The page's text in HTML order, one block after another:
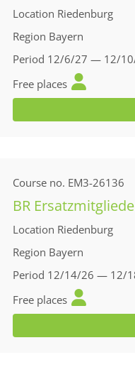
Location Riedenburg
Region Bayern
Period 12/6/27 — 12/
Free places
Course no. EM3-26136
BR
Location Riedenburg
Region Bayern
Period 12/14/26 — 12/
Free places